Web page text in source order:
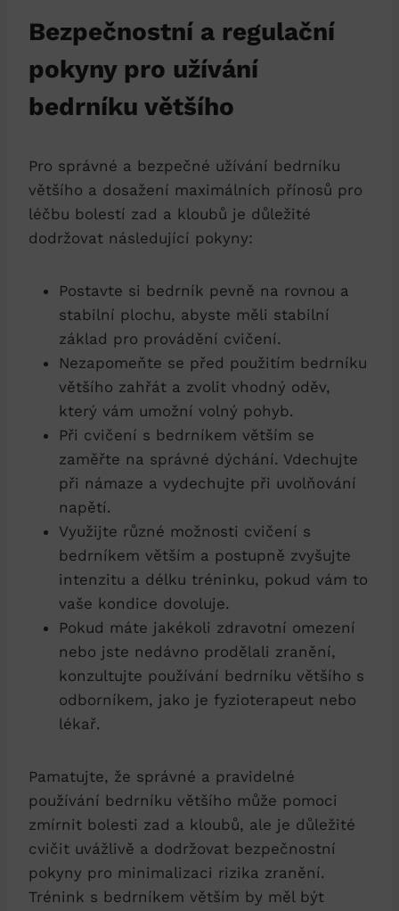
Bezpečnostní a regulační
pokyny pro užívání
bedrníku většího
Pro správné a bezpečné užívání bedrníku
většího a dosažení maximálních přínosů pro
léčbu bolestí zad a kloubů je důležité
dodržovat následující pokyny:
Postavte si bedrník pevně na rovnou a
stabilní plochu, abyste měli stabilní
základ pro provádění cvičení.
Nezapomeňte se před použitím bedrníku
většího zahřát a zvolit vhodný oděv,
který vám umožní volný pohyb.
Při cvičení s bedrníkem větším se
zaměřte na správné dýchání. Vdechujte
při námaze a vydechujte při uvolňování
napětí.
Využijte různé možnosti cvičení s
bedrníkem větším a postupně zvyšujte
intenzitu a délku tréninku, pokud vám to
vaše kondice dovoluje.
Pokud máte jakékoli zdravotní omezení
nebo jste nedávno prodělali zranění,
konzultujte používání bedrníku většího s
odborníkem, jako je fyzioterapeut nebo
lékař.
Pamatujte, že správné a pravidelné
používání bedrníku většího může pomoci
zmírnit bolesti zad a kloubů, ale je důležité
cvičit uvážlivě a dodržovat bezpečnostní
pokyny pro minimalizaci rizika zranění.
Trénink s bedrníkem větším by měl být